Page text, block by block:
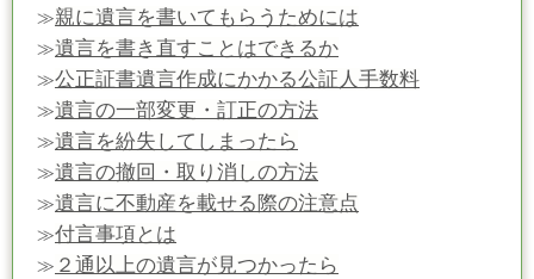
≫親に遺言を書いてもらうためには
≫遺言を書き直すことはできるか
≫公正証書遺言作成にかかる公証人手数料
≫遺言の一部変更・訂正の方法
≫遺言を紛失してしまったら
≫遺言の撤回・取り消しの方法
≫遺言に不動産を載せる際の注意点
≫付言事項とは
≫ ２通以上の遺言が見つかったら